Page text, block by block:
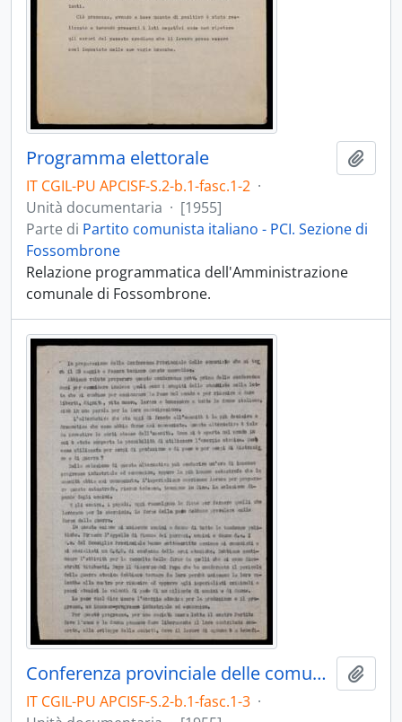
Programma elettorale
IT CGIL-PU APCISF-S.2-b.1-fasc.1-2 ·
Unità documentaria · [1955]
Parte di Partito comunista italiano - PCI. Sezione di
Fossombrone
Relazione programmatica dell'Amministrazione
comunale di Fossombrone.
Conferenza provinciale delle comuniste
IT CGIL-PU APCISF-S.2-b.1-fasc.1-3 ·